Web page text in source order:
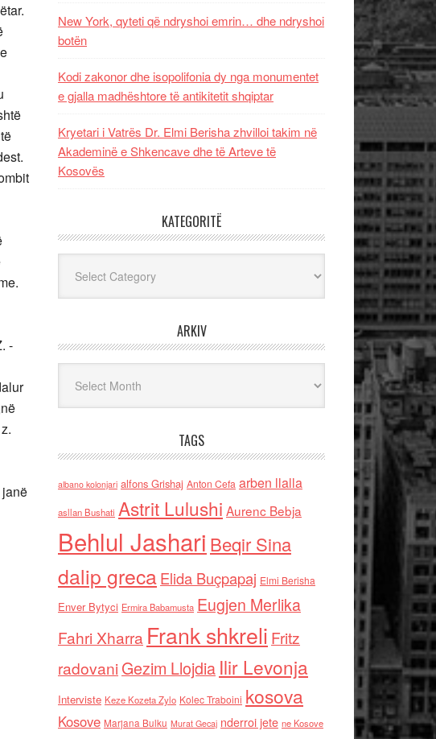
-
New York, qyteti që ndryshoi emrin… dhe ndryshoi
botën
Kodi zakonor dhe isopolifonia dy nga monumentet
e gjalla madhështore të antikitetit shqiptar
Kryetari i Vatrës Dr. Elmi Berisha zhvilloi takim në
Akademinë e Shkencave dhe të Arteve të
Kosovës
KATEGORITË
ARKIV
TAGS
albano kolonjari alfons Grishaj Anton Cefa arben llalla
asllan Bushati Astrit Lulushi Aurenc Bebja
Behlul Jashari Beqir Sina
dalip grecaElida Buçpapaj Elmi Berisha
Enver Bytyci Ermira Babamusta Eugjen Merlika
Fahri Xharra Frank shkreli Fritz
radovaniGezim Llojdia Ilir Levonja
Interviste Keze Kozeta Zylo Kolec Traboini kosova
Kosove Marjana Bulku Murat Gecaj nderroi jete ne Kosove